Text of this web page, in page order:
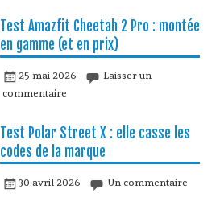
Test Amazfit Cheetah 2 Pro : montée
en gamme (et en prix)
25 mai 2026
Laisser un
commentaire
Test Polar Street X : elle casse les
codes de la marque
30 avril 2026 Un commentaire